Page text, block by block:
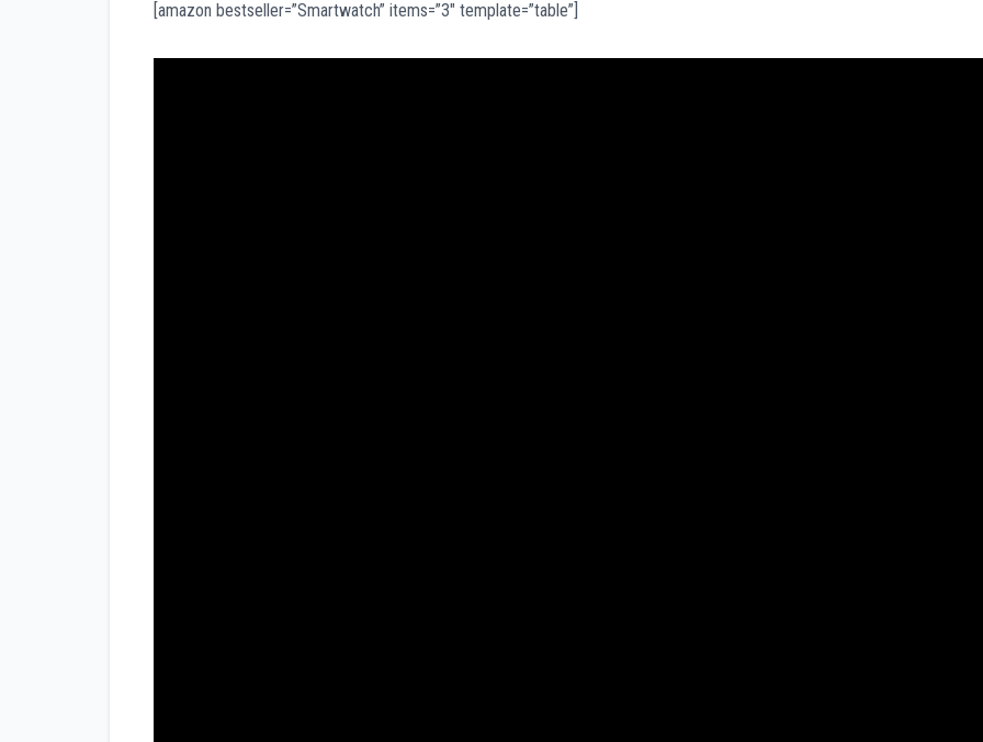
[amazon bestseller=”Smartwatch” items=”3″ template=”table”]